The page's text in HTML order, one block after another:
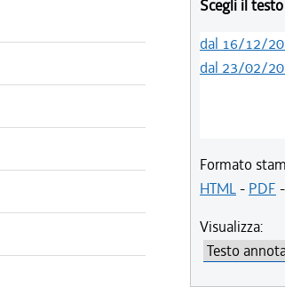
Scegli il
dal 16/12/
dal 23/02/
Formato
HTML- PDF -
Visualizza: